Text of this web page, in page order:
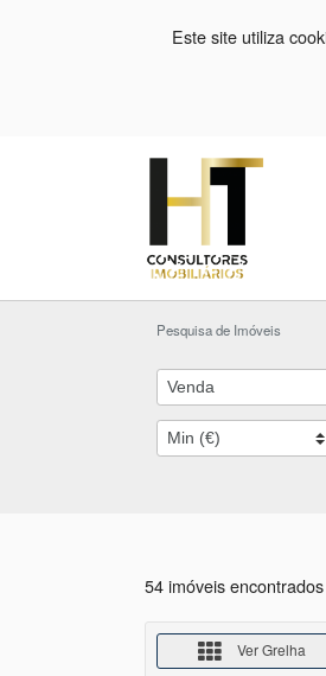
Este site utiliza
Pesquisa de Imóveis
54 imóveis encontrados
Ver Grelha